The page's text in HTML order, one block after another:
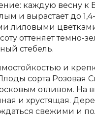
каждую весну к
и вырастает до
лиловыми
оттеняет темно-
стебель.
и
сорта Розовая
отливом. На
и хрустящая.
свежими и